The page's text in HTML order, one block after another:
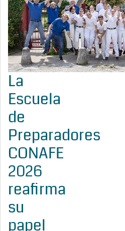
La
Escuela
de
Preparadores
CONAFE
2026
reafirma
su
papel